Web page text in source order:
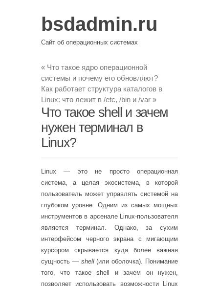
bsdadmin.ru
Сайт об операционных системах
« Что такое ядро операционной
системы и почему его обновляют?
Как работает структура каталогов в
Linux: что лежит в /etc, /bin и /var »
Что такое shell и зачем
нужен терминал в
Linux?
Linux — это не просто операционная
система, а целая экосистема, в которой
пользователь может управлять системой на
глубоком уровне. Одним из самых мощных
инструментов в арсенале Linux-пользователя
является терминал. Однако, за сухим
интерфейсом черного экрана с мигающим
курсором скрывается куда более важная
сущность — shell(или оболочка). Понимание
того, что такое shell и зачем он нужен,
позволяет использовать возможности Linux